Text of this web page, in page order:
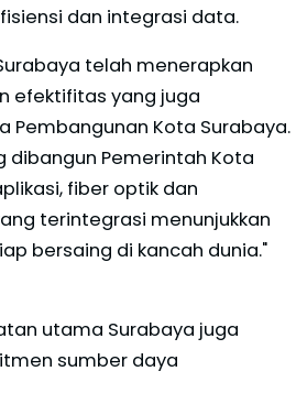
dan integrasi data.
telah menerapkan
efektifitas yang juga
Pembangunan Kota Surabaya.
dibangun Pemerintah Kota
fiber optik dan
terintegrasi menunjukkan
bersaing di kancah dunia."
utama Surabaya juga
sumber daya